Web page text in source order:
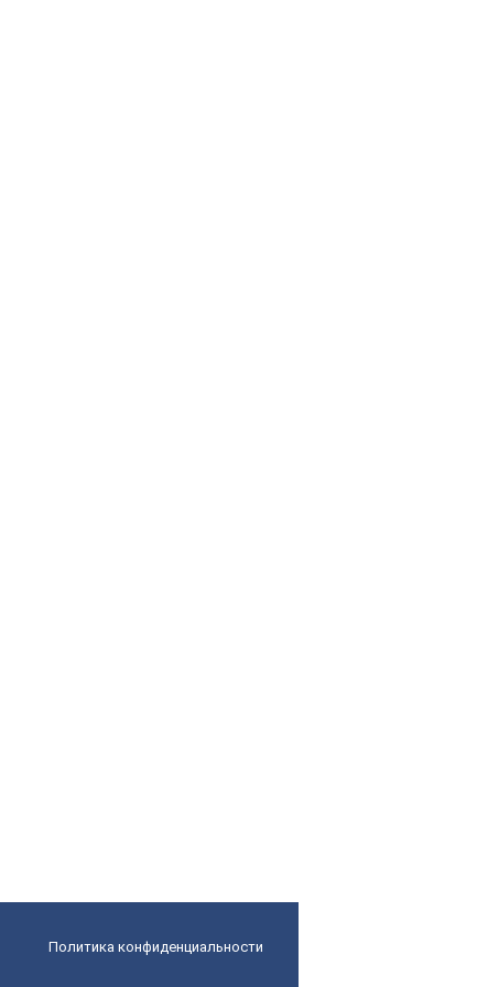
Политика конфиденциальности